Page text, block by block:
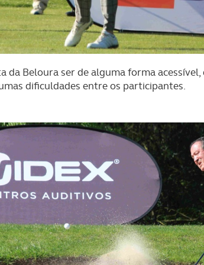
da Beloura ser de alguma forma acessível,
dificuldades entre os participantes.